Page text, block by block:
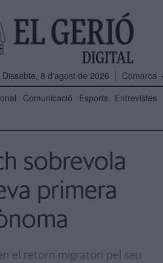
Dissabte, 8 d'agost de 2026
Comarca
Comunicació Esports Entrevistes
sobrevola
primera
el retorn migratori pel seu